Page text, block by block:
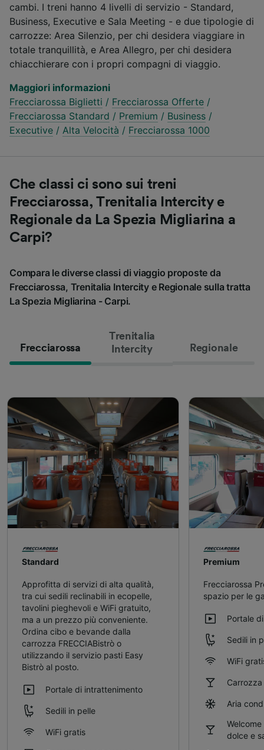
cambi. I treni hanno 4 livelli di servizio - Standard,
Business, Executive e Sala Meeting - e due tipologie di
carrozze: Area Silenzio, per chi desidera viaggiare in
totale tranquillità, e Area Allegro, per chi desidera
chiacchierare con i propri compagni di viaggio.
Maggiori informazioni
Frecciarossa Biglietti / Frecciarossa Offerte /
Frecciarossa Standard / Premium / Business /
Executive / Alta Velocità / Frecciarossa 1000
Che classi ci sono sui treni
Frecciarossa, Trenitalia Intercity e
Regionale da La Spezia Migliarina a
Carpi?
Compara le diverse classi di viaggio proposte da
Frecciarossa, Trenitalia Intercity e Regionale sulla tratta
La Spezia Migliarina - Carpi.
Frecciarossa
Trenitalia
Intercity
Regionale
Standard
Approfitta di servizi di alta qualità,
tra cui sedili reclinabili in ecopelle,
tavolini pieghevoli e WiFi gratuito,
ma a un prezzo più conveniente.
Ordina cibo e bevande dalla
carrozza FRECCIABistrò o
utilizzando il servizio pasti Easy
Bistrò al posto.
Portale di intrattenimento
Sedili in pelle
WiFi gratis
Premium
Frecciarossa
spazio per le
Portale
Sedili in
WiFi
Aria
dolce e